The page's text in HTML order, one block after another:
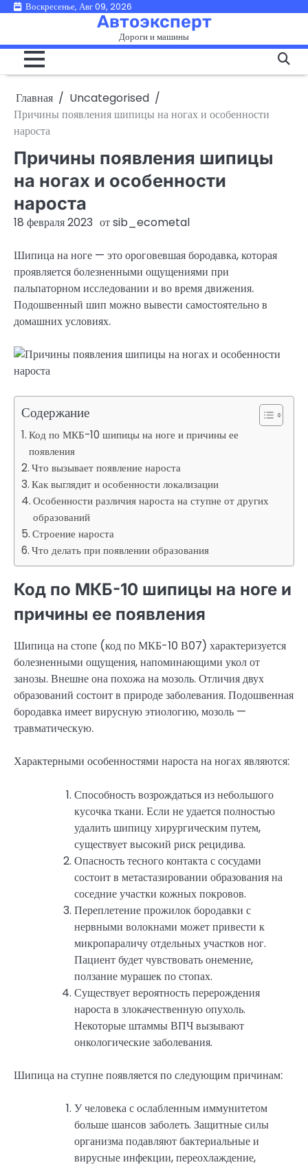
ПерейтиВоскресенье, Авг 09, 2026
Автоэксперт
Дороги и машины
Главная
Uncategorised
Причины появления шипицы на ногах и особенности
нароста
Причины появления шипицы
на ногах и особенности
нароста
18 февраля 2023 отsib_ecometal
Шипица на ноге — это ороговевшая бородавка, которая
проявляется болезненными ощущениями при
пальпаторном исследовании и во время движения.
Подошвенный шип можно вывести самостоятельно в
домашних условиях.
Содержание
Код по МКБ-10 шипицы на ноге и причины ее
появления
Что вызывает появление нароста
Как выглядит и особенности локализации
Особенности различия нароста на ступне от других
образований
Строение нароста
Что делать при появлении образования
Код по МКБ-10 шипицы на ноге и
причины ее появления
Шипица на стопе (код по МКБ-10 В07) характеризуется
болезненными ощущения, напоминающими укол от
занозы. Внешне она похожа на мозоль. Отличия двух
образований состоит в природе заболевания. Подошвенная
бородавка имеет вирусную этиологию, мозоль —
травматическую.
Характерными особенностями нароста на ногах являются:
Способность возрождаться из небольшого
кусочка ткани. Если не удается полностью
удалить шипицу хирургическим путем,
существует высокий риск рецидива.
Опасность тесного контакта с сосудами
состоит в метастазировании образования на
соседние участки кожных покровов.
Переплетение прожилок бородавки с
нервными волокнами может привести к
микропараличу отдельных участков ног.
Пациент будет чувствовать онемение,
ползание мурашек по стопах.
Существует вероятность перерождения
нароста в злокачественную опухоль.
Некоторые штаммы ВПЧ вызывают
онкологические заболевания.
Шипица на ступне появляется по следующим причинам:
У человека с ослабленным иммунитетом
больше шансов заболеть. Защитные силы
организма подавляют бактериальные и
вирусные инфекции, переохлаждение,